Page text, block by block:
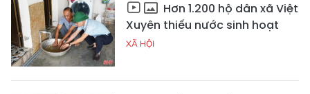
Hơn 1.200 hộ dân xã Việt
Xuyên thiếu nước sinh hoạt
XÃ HỘI